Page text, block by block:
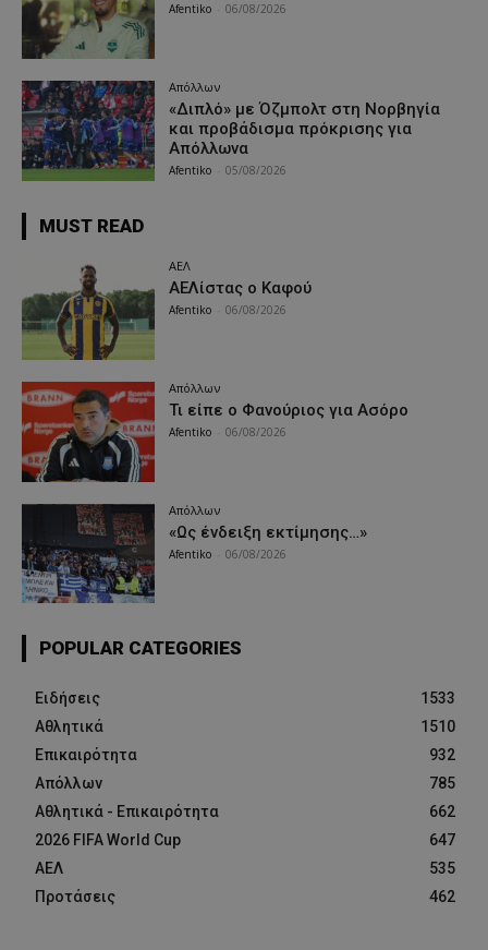
Afentiko 06/08/2026
Απόλλων
«Διπλό» με Όζμπολτ στη Νορβηγία
και προβάδισμα πρόκρισης για
Απόλλωνα
Afentiko 05/08/2026
MUST READ
ΑΕΛ
ΑΕΛίστας ο Καφού
Afentiko 06/08/2026
Απόλλων
Τι είπε ο Φανούριος για Ασόρο
Afentiko 06/08/2026
Απόλλων
«Ως ένδειξη εκτίμησης…»
Afentiko 06/08/2026
POPULAR CATEGORIES
Ειδήσεις
1533
Αθλητικά
1510
Επικαιρότητα
932
Απόλλων
785
Αθλητικά - Επικαιρότητα
662
2026 FIFA World Cup
647
ΑΕΛ
535
Προτάσεις
462